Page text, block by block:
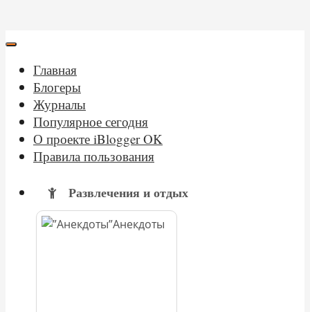
Главная
Блогеры
Журналы
Популярное сегодня
О проекте iBlogger OK
Правила пользования
Развлечения и отдых
Анекдоты